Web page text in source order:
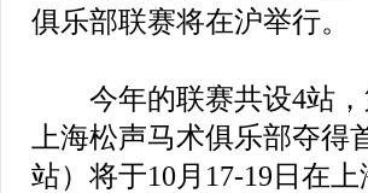
俱乐部联赛将在沪举行。
今年的联赛共设4站，
上海松声马术俱乐部夺
站）将于10月17-19日在